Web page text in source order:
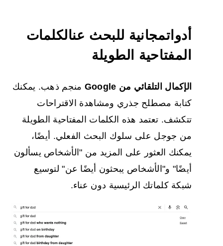
أدواتمجانية للبحث عنالكلمات
المفتاحية الطويلة
الإكمال التلقائي من Google
منجم ذهب. يمكنك
كتابة مصطلح جذري ومشاهدة الاقتراحات
تتكشف. تعتمد هذه الكلمات المفتاحية الطويلة
من جوجل على سلوك البحث الفعلي. أيضًا،
يمكنك العثور على المزيد من "الأشخاص يسألون
أيضًا" و"الأشخاص يبحثون أيضًا عن" لتوسيع
شبكة كلماتك الرئيسية دون عناء.